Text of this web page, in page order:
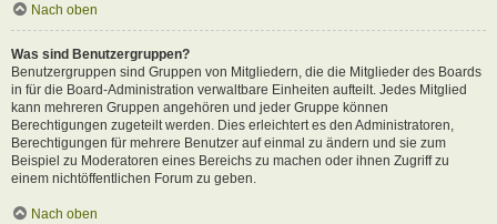
Nach oben
Was sind Benutzergruppen?
Benutzergruppen sind Gruppen von Mitgliedern, die die Mitglieder des Boards
in für die Board-Administration verwaltbare Einheiten aufteilt. Jedes Mitglied
kann mehreren Gruppen angehören und jeder Gruppe können
Berechtigungen zugeteilt werden. Dies erleichtert es den Administratoren,
Berechtigungen für mehrere Benutzer auf einmal zu ändern und sie zum
Beispiel zu Moderatoren eines Bereichs zu machen oder ihnen Zugriff zu
einem nichtöffentlichen Forum zu geben.
Nach oben